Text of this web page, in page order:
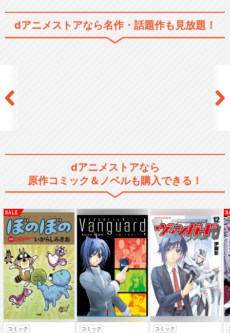
パパンがパンダ! その4
dアニメストアなら名作・話題作も見放題！
dアニメストアなら
原作コミック＆ノベルも購入できる！
コミック コミック コミック